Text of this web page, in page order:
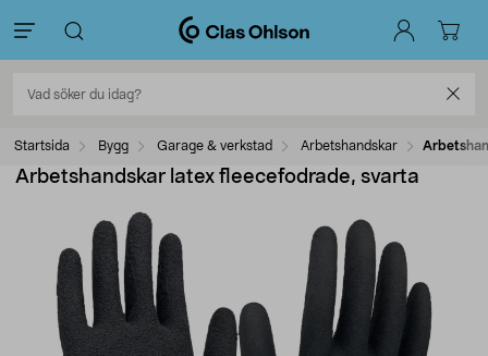
Startsida Bygg Garage & verkstad Arbetshandskar
Arbetshandskar latex fleecefodrade, svarta